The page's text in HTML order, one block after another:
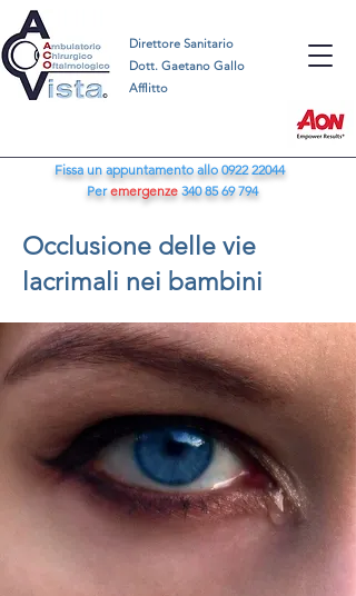
Direttore Sanitario
Dott. Gaetano Gallo
Afflitto
Fissa un appuntamento allo 0922 22044
Peremergenze 340 85 69 794
Occlusione delle vie
lacrimali nei bambini